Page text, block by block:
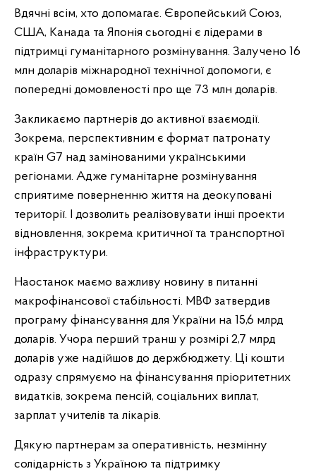
Вдячні всім, хто допомагає. Європейський Союз,
США, Канада та Японія сьогодні є лідерами в
підтримці гуманітарного розмінування. Залучено 16
млн доларів міжнародної технічної допомоги, є
попередні домовленості про ще 73 млн доларів.
Закликаємо партнерів до активної взаємодії.
Зокрема, перспективним є формат патронату
країн G7 над замінованими українськими
регіонами. Адже гуманітарне розмінування
сприятиме поверненню життя на деокуповані
території. І дозволить реалізовувати інші проекти
відновлення, зокрема критичної та транспортної
інфраструктури.
Наостанок маємо важливу новину в питанні
макрофінансової стабільності. МВФ затвердив
програму фінансування для України на 15,6 млрд
доларів. Учора перший транш у розмірі 2,7 млрд
доларів уже надійшов до держбюджету. Ці кошти
одразу спрямуємо на фінансування пріоритетних
видатків, зокрема пенсій, соціальних виплат,
зарплат учителів та лікарів.
Дякую партнерам за оперативність, незмінну
солідарність з Україною та підтримку